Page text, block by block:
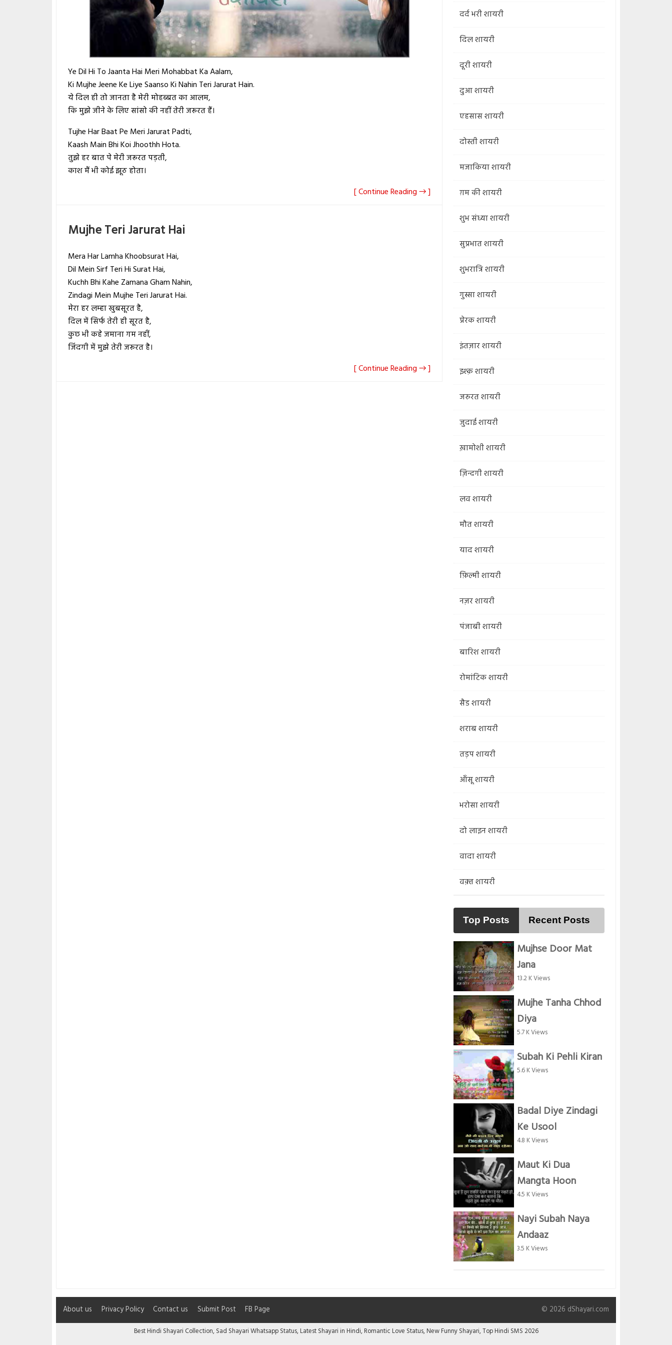
Ye Dil Hi To Jaanta Hai Meri Mohabbat Ka Aalam,
Ki Mujhe Jeene Ke Liye Saanso Ki Nahin Teri Jarurat Hain.
ये दिल ही तो जानता है मेरी मोहब्बत का आलम,
कि मुझे जीने के लिए सांसो की नहीं तेरी जरूरत हैं।
Tujhe Har Baat Pe Meri Jarurat Padti,
Kaash Main Bhi Koi Jhoothh Hota.
तुझे हर बात पे मेरी जरूरत पड़ती,
काश मैं भी कोई झूठ होता।
[ Continue Reading → ]
Mujhe Teri Jarurat Hai
Mera Har Lamha Khoobsurat Hai,
Dil Mein Sirf Teri Hi Surat Hai,
Kuchh Bhi Kahe Zamana Gham Nahin,
Zindagi Mein Mujhe Teri Jarurat Hai.
मेरा हर लम्हा खुबसूरत है,
दिल में सिर्फ तेरी ही सूरत है,
कुछ भी कहे जमाना गम नहीं,
जिंदगी में मुझे तेरी जरूरत है।
[ Continue Reading → ]
दर्द भरी शायरी
दिल शायरी
दूरी शायरी
दुआ शायरी
एहसास शायरी
दोस्ती शायरी
मजाकिया शायरी
ग़म की शायरी
शुभ संध्या शायरी
सुप्रभात शायरी
शुभरात्रि शायरी
गुस्सा शायरी
प्रेरक शायरी
इंतज़ार शायरी
इश्क़ शायरी
जरुरत शायरी
जुदाई शायरी
ख़ामोशी शायरी
ज़िन्दगी शायरी
लव शायरी
मौत शायरी
याद शायरी
फ़िल्मी शायरी
नज़र शायरी
पंजाबी शायरी
बारिश शायरी
रोमांटिक शायरी
सैड शायरी
शराब शायरी
तड़प शायरी
आँसू शायरी
भरोसा शायरी
दो लाइन शायरी
वादा शायरी
वक़्त शायरी
Top Posts Recent Posts
Mujhse Door Mat
Jana
13.2 K Views
Mujhe Tanha Chhod
Diya
5.7 K Views
Subah Ki Pehli Kiran
5.6 K Views
Badal Diye Zindagi
Ke Usool
4.8 K Views
Maut Ki Dua
Mangta Hoon
4.5 K Views
Nayi Subah Naya
Andaaz
3.5 K Views
About us Privacy Policy Contact us Submit Post FB Page © 2026 dShayari.com
Best Hindi Shayari Collection, Sad Shayari Whatsapp Status, Latest Shayari in Hindi, Romantic Love Status, New Funny Shayari, Top Hindi SMS 2026